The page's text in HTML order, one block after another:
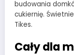
budowania
cukiernię.
Tikes.
Cały dla